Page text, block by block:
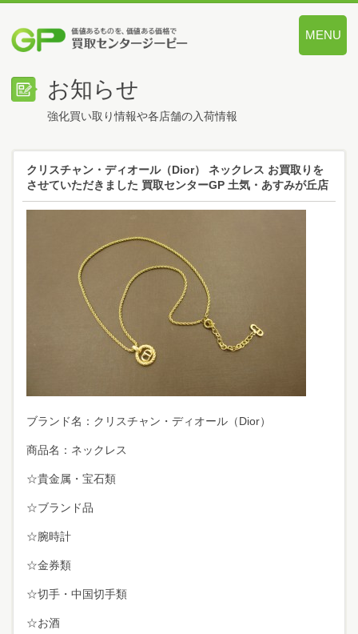
MENU
お知らせ
強化買い取り情報や各店舗の入荷情報
クリスチャン・ディオール（Dior） ネックレス お買取りを
させていただきました 買取センターGP 土気・あすみが丘店
ブランド名：クリスチャン・ディオール（Dior）
商品名：ネックレス
☆貴金属・宝石類
☆ブランド品
☆腕時計
☆金券類
☆切手・中国切手類
☆お酒